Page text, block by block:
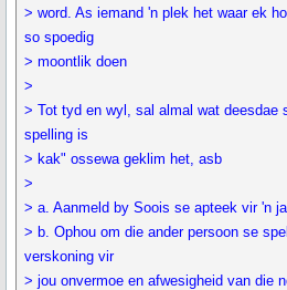
> word. As iemand 'n plek het waar ek
so spoedig
> moontlik doen
>
> Tot tyd en wyl, sal almal wat deesdae
spelling is
> kak" ossewa geklim het, asb
>
> a. Aanmeld by Soois se apteek vir 'n
> b. Ophou om die ander persoon se
verskoning vir
> jou onvermoe en afwesigheid van die